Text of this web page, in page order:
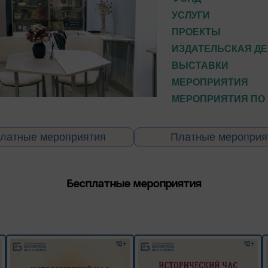
УСЛУГИ
ПРОЕКТЫ
ИЗДАТЕЛЬСКАЯ
ВЫСТАВКИ
МЕРОПРИЯТИЯ
МЕРОПРИЯТИЯ ПО
мероприятия Платные
Бесплатные мероприятия